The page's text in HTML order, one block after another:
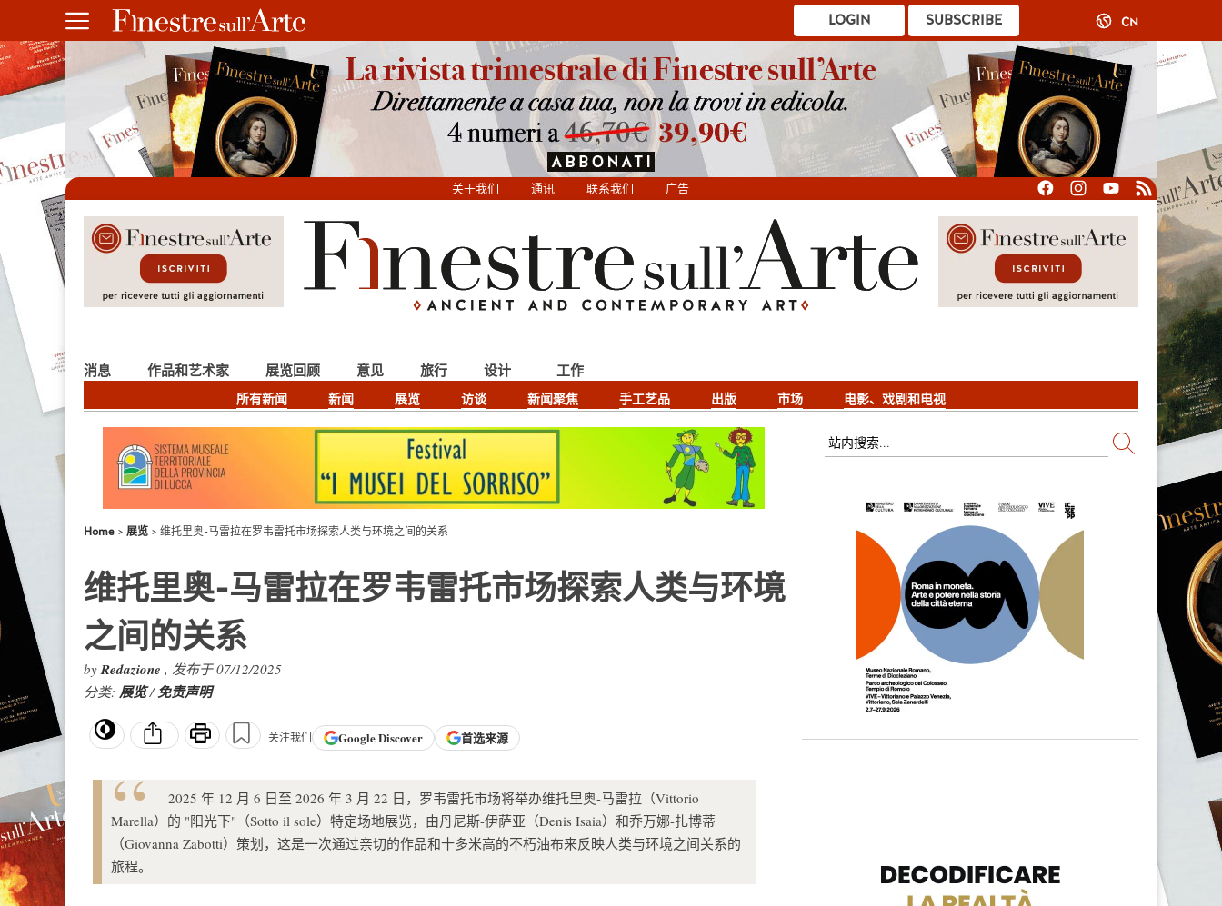
SUBSCRIBE
LOGIN CN
关于我们 通讯 联系我们 广告
消息
所有新闻 新闻 展览 访谈 新闻聚焦 手工艺品 出版 市场 电影、戏剧和电视
作品和艺术家 展览回顾 意见 旅行 设计 工作
Home 展览 维托里奥-马雷拉在罗韦雷托市场探索人类与环境之间的关系
维托里奥-马雷拉在罗韦雷托市场探索人类与环境
之间的关系
byRedazione , 发布于 07/12/2025
分类: 展览/免责声明
关注我们 GoogleDiscover 首选来源
2025 年 12 月 6 日至 2026 年 3 月 22 日，罗韦雷托市场将举办维托里奥-马雷拉（Vittorio
Marella）的 "阳光下"（Sotto il sole）特定场地展览，由丹尼斯-伊萨亚（Denis Isaia）和乔万娜-扎博蒂
（Giovanna Zabotti）策划，这是一次通过亲切的作品和十多米高的不朽油布来反映人类与环境之间关系的
旅程。